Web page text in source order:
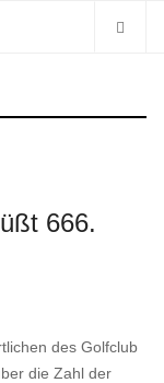
666.
des Golfclub
die Zahl der